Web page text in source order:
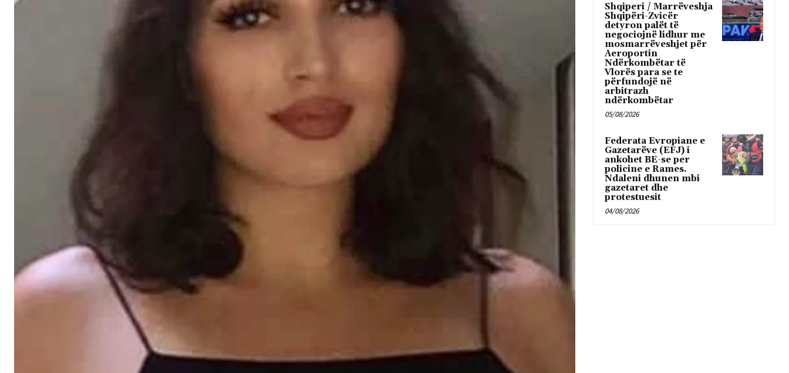
Shqiperi / Marrëveshja
Shqipëri-Zvicër
detyron palët të
negociojnë lidhur me
mosmarrëveshjet për
Aeroportin
Ndërkombëtar të
Vlorës para se te
përfundojë në
arbitrazh
ndërkombëtar
05/08/2026
Federata Evropiane e
Gazetarëve (EFJ) i
ankohet BE-se per
policine e Rames.
Ndaleni dhunen mbi
gazetaret dhe
protestuesit
04/08/2026